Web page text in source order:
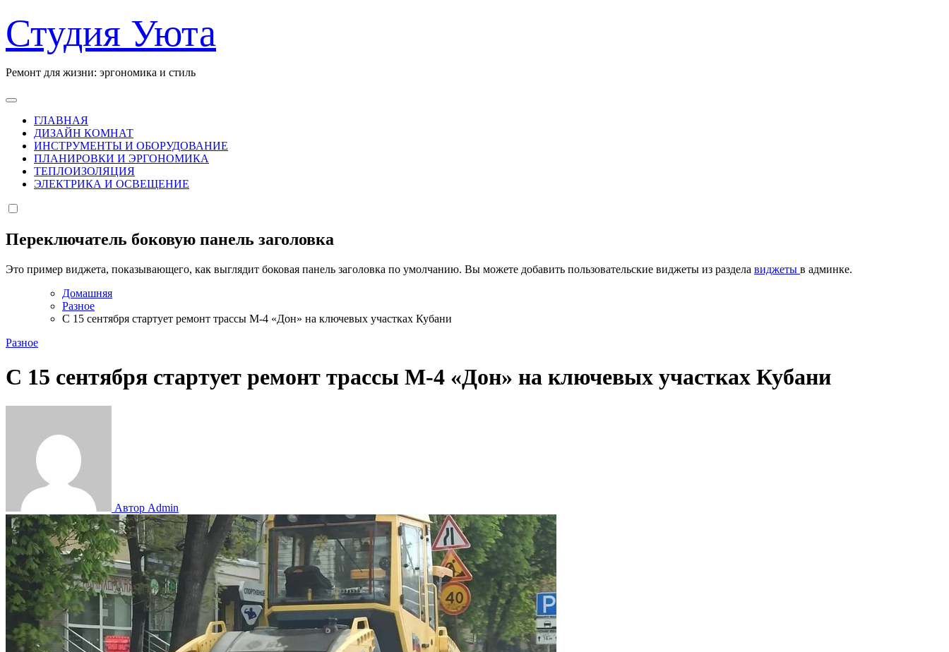
к
содержанию
Студия Уюта
Ремонт для жизни: эргономика и стиль
ГЛАВНАЯ
ДИЗАЙН КОМНАТ
ИНСТРУМЕНТЫ И ОБОРУДОВАНИЕ
ПЛАНИРОВКИ И ЭРГОНОМИКА
ТЕПЛОИЗОЛЯЦИЯ
ЭЛЕКТРИКА И ОСВЕЩЕНИЕ
Переключатель боковую панель заголовка
Это пример виджета, показывающего, как выглядит боковая панель заголовка по умолчанию. Вы можете добавить пользовательские виджеты из раздела виджеты в админке.
Домашняя
Разное
С 15 сентября стартует ремонт трассы М-4 «Дон» на ключевых участках Кубани
Разное
С 15 сентября стартует ремонт трассы М-4 «Дон» на ключевых участках Кубани
Автор Admin